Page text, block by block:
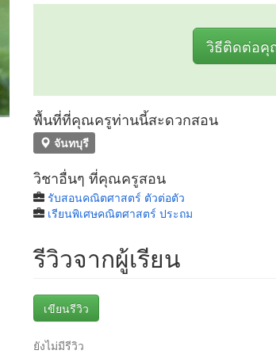
วิธีติดต่อคุ
พื้นที่ที่คุณครูท่านนี้สะดวกสอน
จันทบุรี
วิชาอื่นๆ ที่คุณครูสอน
รับสอนคณิตศาสตร์ ตัวต่อตัว
เรียนพิเศษคณิตศาสตร์ ประถม
รีวิวจากผู้เรียน
เขียนรีวิว
ยังไม่มีรีวิว